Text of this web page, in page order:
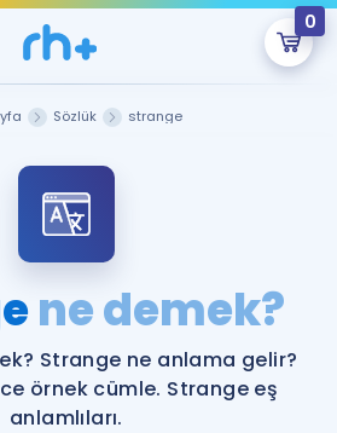
0
Hatırlamıyorum
ÜYE DEĞİLİM
Şu An Boş.
hazırlayacak onlarca eğitim seni
bekliyor!
Sözlük strange
ne demek?
Strange ne anlama gelir?
örnek cümle. Strange eş
anlamlıları.